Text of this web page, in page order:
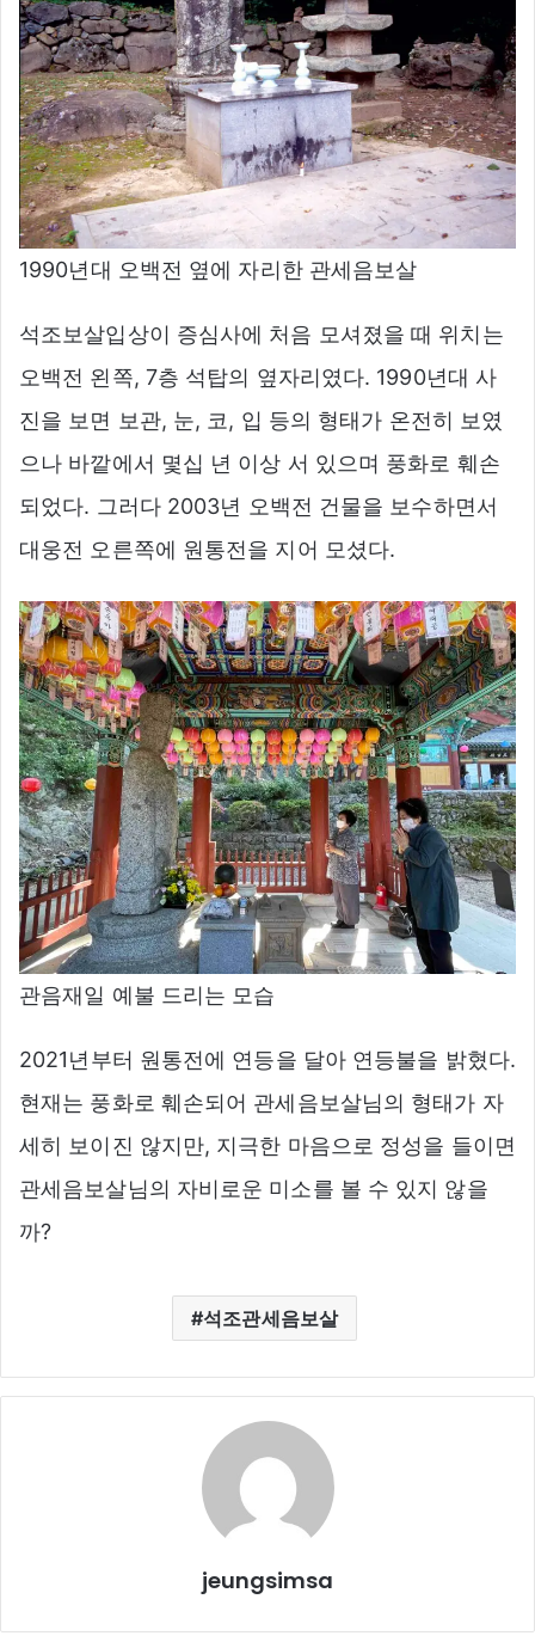
1990년대 오백전 옆에 자리한 관세음보살
석조보살입상이 증심사에 처음 모셔졌을 때 위치는
오백전 왼쪽, 7층 석탑의 옆자리였다. 1990년대 사
진을 보면 보관, 눈, 코, 입 등의 형태가 온전히 보였
으나 바깥에서 몇십 년 이상 서 있으며 풍화로 훼손
되었다. 그러다 2003년 오백전 건물을 보수하면서
대웅전 오른쪽에 원통전을 지어 모셨다.
관음재일 예불 드리는 모습
2021년부터 원통전에 연등을 달아 연등불을 밝혔다.
현재는 풍화로 훼손되어 관세음보살님의 형태가 자
세히 보이진 않지만, 지극한 마음으로 정성을 들이면
관세음보살님의 자비로운 미소를 볼 수 있지 않을
까?
석조관세음보살
jeungsimsa